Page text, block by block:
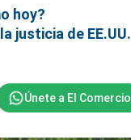
hoy?
justicia de EE.UU.